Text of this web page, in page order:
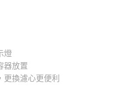
燈
器放置
換濾心更便利